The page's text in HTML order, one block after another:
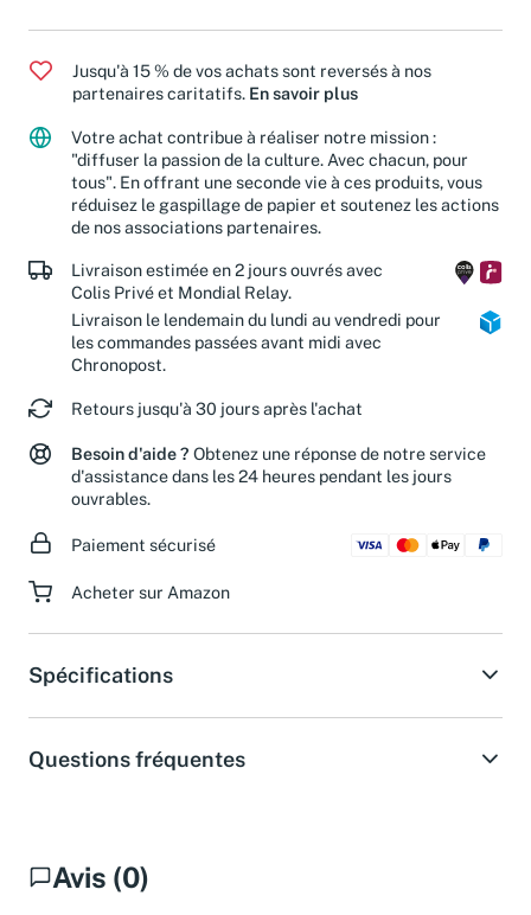
Jusqu'à 15 % de vos achats sont reversés à nos
partenaires caritatifs. En savoir plus
Votre achat contribue à réaliser notre mission :
"diffuser la passion de la culture. Avec chacun, pour
tous". En offrant une seconde vie à ces produits, vous
réduisez le gaspillage de papier et soutenez les actions
de nos associations partenaires.
Livraison estimée en 2 jours ouvrés avec
Colis Privé et Mondial Relay.
Livraison le lendemain du lundi au vendredi pour
les commandes passées avant midi avec
Chronopost.
Retours jusqu'à 30 jours après l'achat
Besoin d'aide ? Obtenez une réponse de notre service
d'assistance dans les 24 heures pendant les jours
ouvrables.
Paiement sécurisé
Acheter sur Amazon
Spécifications
Questions fréquentes
Avis (0)